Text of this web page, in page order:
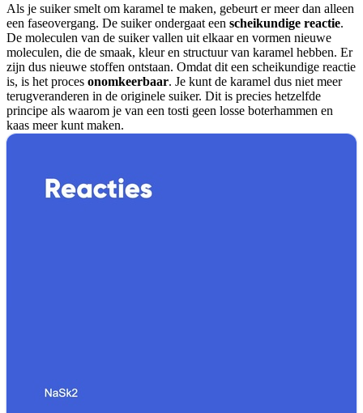
Als je suiker smelt om karamel te maken, gebeurt er meer dan alleen
een faseovergang. De suiker ondergaat een scheikundige reactie.
De moleculen van de suiker vallen uit elkaar en vormen nieuwe
moleculen, die de smaak, kleur en structuur van karamel hebben. Er
zijn dus nieuwe stoffen ontstaan. Omdat dit een scheikundige reactie
is, is het proces onomkeerbaar. Je kunt de karamel dus niet meer
terugveranderen in de originele suiker. Dit is precies hetzelfde
principe als waarom je van een tosti geen losse boterhammen en
kaas meer kunt maken.